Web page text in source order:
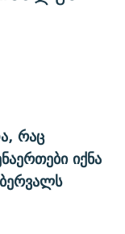
- 2022
რაც
იქნა